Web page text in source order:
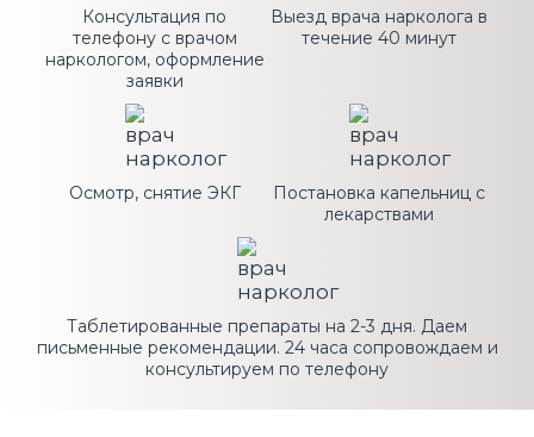
Консультация по
телефону с врачом
наркологом, оформление
заявки
Выезд врача нарколога в
течение 40 минут
Осмотр, снятие ЭКГ
Постановка капельниц с
лекарствами
Таблетированные препараты на 2-3 дня. Даем
письменные рекомендации. 24 часа сопровождаем и
консультируем по телефону